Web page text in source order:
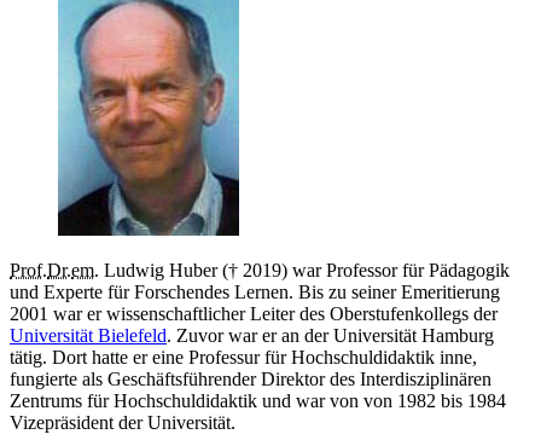
Prof.Dr.em. Ludwig Huber († 2019) war Professor für Pädagogik
und Experte für Forschendes Lernen. Bis zu seiner Emeritierung
2001 war er wissenschaftlicher Leiter des Oberstufenkollegs der
Universität Bielefeld. Zuvor war er an der Universität Hamburg
tätig. Dort hatte er eine Professur für Hochschuldidaktik inne,
fungierte als Geschäftsführender Direktor des Interdisziplinären
Zentrums für Hochschuldidaktik und war von von 1982 bis 1984
Vizepräsident der Universität.